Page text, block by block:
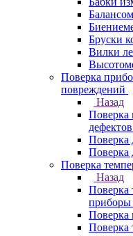
Бруски
Вилки
Поверка
повреждений
Назад
Поверка
Поверка
Поверка
Поверка
Назад
Поверка
приборы
Поверка
Поверка